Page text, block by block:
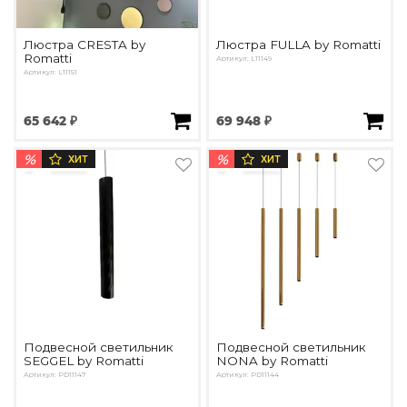
Люстра CRESTA by
Romatti
Артикул: L11151
65 642 ₽
Люстра FULLA by Romatti
Артикул: L11149
69 948 ₽
% ХИТ
Подвесной светильник
SEGGEL by Romatti
Артикул: PD11147
% ХИТ
Подвесной светильник
NONA by Romatti
Артикул: PD11144